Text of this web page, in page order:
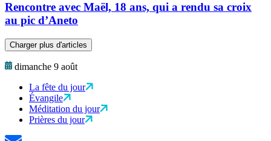
Rencontre avec Maël, 18 ans, qui a rendu sa croix
au pic d’Aneto
Charger plus d'articles
dimanche 9 août
La fête du jour
Évangile
Méditation du jour
Prières du jour